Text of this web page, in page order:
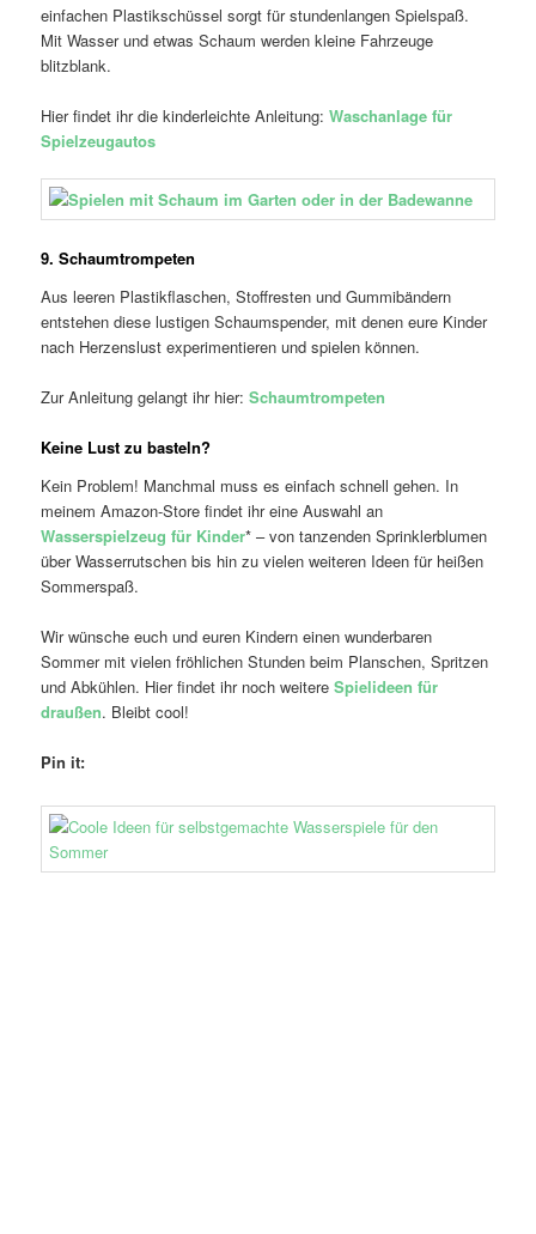
einfachen Plastikschüssel sorgt für stundenlangen Spielspaß.
Mit Wasser und etwas Schaum werden kleine Fahrzeuge
blitzblank.
Hier findet ihr die kinderleichte Anleitung:Waschanlage für
Spielzeugautos
9. Schaumtrompeten
Aus leeren Plastikflaschen, Stoffresten und Gummibändern
entstehen diese lustigen Schaumspender, mit denen eure Kinder
nach Herzenslust experimentieren und spielen können.
Zur Anleitung gelangt ihr hier:Schaumtrompeten
Keine Lust zu basteln?
Kein Problem! Manchmal muss es einfach schnell gehen. In
meinem Amazon-Store findet ihr eine Auswahl an
Wasserspielzeug für Kinder* – von tanzenden Sprinklerblumen
über Wasserrutschen bis hin zu vielen weiteren Ideen für heißen
Sommerspaß.
Wir wünsche euch und euren Kindern einen wunderbaren
Sommer mit vielen fröhlichen Stunden beim Planschen, Spritzen
und Abkühlen. Hier findet ihr noch weitereSpielideen für
draußen. Bleibt cool!
Pin it: